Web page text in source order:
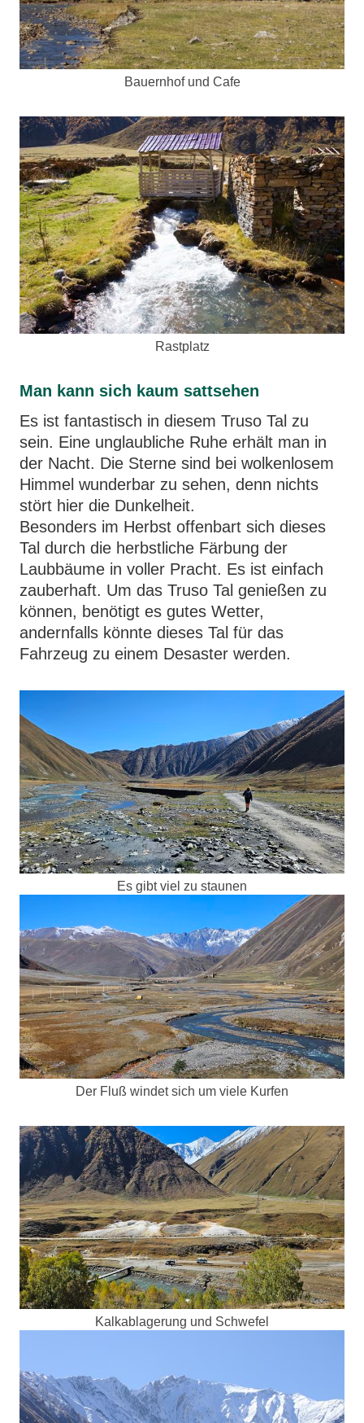
Bauernhof und Cafe
Rastplatz
Man kann sich kaum sattsehen
Es ist fantastisch in diesem Truso Tal zu
sein. Eine unglaubliche Ruhe erhält man in
der Nacht. Die Sterne sind bei wolkenlosem
Himmel wunderbar zu sehen, denn nichts
stört hier die Dunkelheit.
Besonders im Herbst offenbart sich dieses
Tal durch die herbstliche Färbung der
Laubbäume in voller Pracht. Es ist einfach
zauberhaft. Um das Truso Tal genießen zu
können, benötigt es gutes Wetter,
andernfalls könnte dieses Tal für das
Fahrzeug zu einem Desaster werden.
Es gibt viel zu staunen
Der Fluß windet sich um viele Kurfen
Kalkablagerung und Schwefel